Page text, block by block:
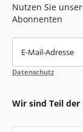
Nutzen Sie
Abonnenten
E-Mail-Adresse
Datenschutz
Wir sind Teil